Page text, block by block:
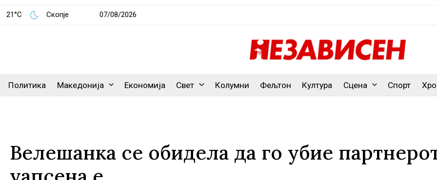
21°C Скопје 07/08/2026
Политика Македонија Економија Свет Колумни Фељтон Култура Сцена Спорт
Велешанка се обидела да го убие